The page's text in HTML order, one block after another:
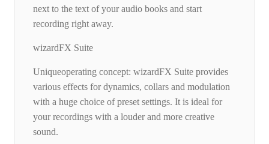
next to the text of your audio books and start
recording right away.
wizardFX Suite
Uniqueoperating concept: wizardFX Suite provides
various effects for dynamics, collars and modulation
with a huge choice of preset settings. It is ideal for
your recordings with a louder and more creative
sound.